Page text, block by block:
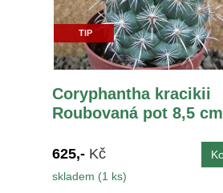
TIP
Coryphantha kracikii
Roubovaná pot 8,5 cm
625,- Kč
skladem (1 ks)